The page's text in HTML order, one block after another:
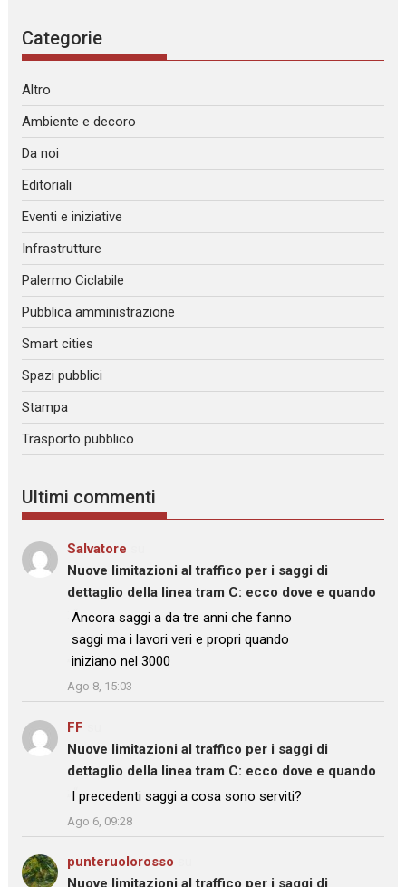
Categorie
Altro
Ambiente e decoro
Da noi
Editoriali
Eventi e iniziative
Infrastrutture
Palermo Ciclabile
Pubblica amministrazione
Smart cities
Spazi pubblici
Stampa
Trasporto pubblico
Ultimi commenti
Salvatore
Nuove limitazioni al traffico per i saggi di
dettaglio della linea tram C: ecco dove e quando
: “
Ancora saggi a da tre anni che fanno
saggi ma i lavori veri e propri quando
iniziano nel 3000
”
Ago 8, 15:03
FF
Nuove limitazioni al traffico per i saggi di
dettaglio della linea tram C: ecco dove e quando
: “I precedenti saggi a cosa sono serviti?
Ago 6, 09:28
punteruolorosso
Nuove limitazioni al traffico per i saggi di